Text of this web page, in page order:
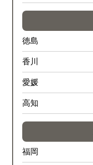
徳島
香川
愛媛
高知
福岡